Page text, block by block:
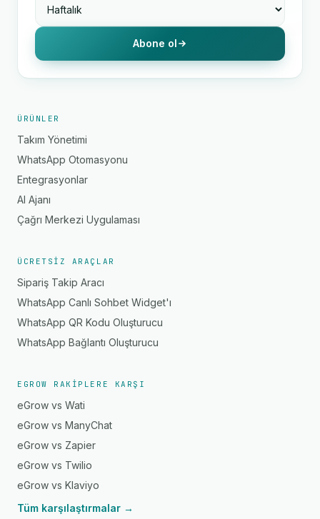
Abone ol
ÜRÜNLER
Takım Yönetimi
WhatsApp Otomasyonu
Entegrasyonlar
AI Ajanı
Çağrı Merkezi Uygulaması
ÜCRETSIZ ARAÇLAR
Sipariş Takip Aracı
WhatsApp Canlı Sohbet Widget'ı
WhatsApp QR Kodu Oluşturucu
WhatsApp Bağlantı Oluşturucu
EGROW RAKIPLERE KARŞI
eGrow vs Wati
eGrow vs ManyChat
eGrow vs Zapier
eGrow vs Twilio
eGrow vs Klaviyo
Tüm karşılaştırmalar →